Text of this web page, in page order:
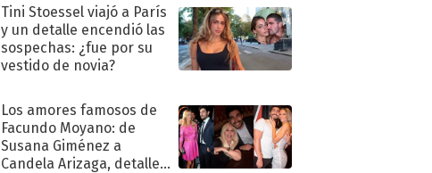
Tini Stoessel viajó a París
y un detalle encendió las
sospechas: ¿fue por su
vestido de novia?
Los amores famosos de
Facundo Moyano: de
Susana Giménez a
Candela Arizaga, detalles